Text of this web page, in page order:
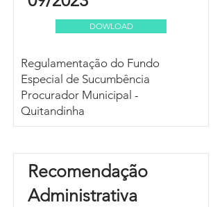
DOWLOAD
Regulamentação do Fundo
Especial de Sucumbência
Procurador Municipal -
Quitandinha
Recomendação
Administrativa